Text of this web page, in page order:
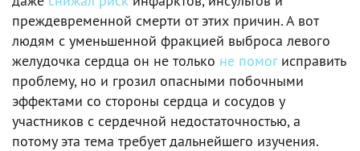
преждевременной смерти от этих причин. А вот
людям с уменьшенной фракцией выброса левого
желудочка сердца он не только не помогисправить
проблему, но и грозил опасными побочными
эффектами со стороны сердца и сосудов у
участников с сердечной недостаточностью, а
потому эта тема требует дальнейшего изучения.